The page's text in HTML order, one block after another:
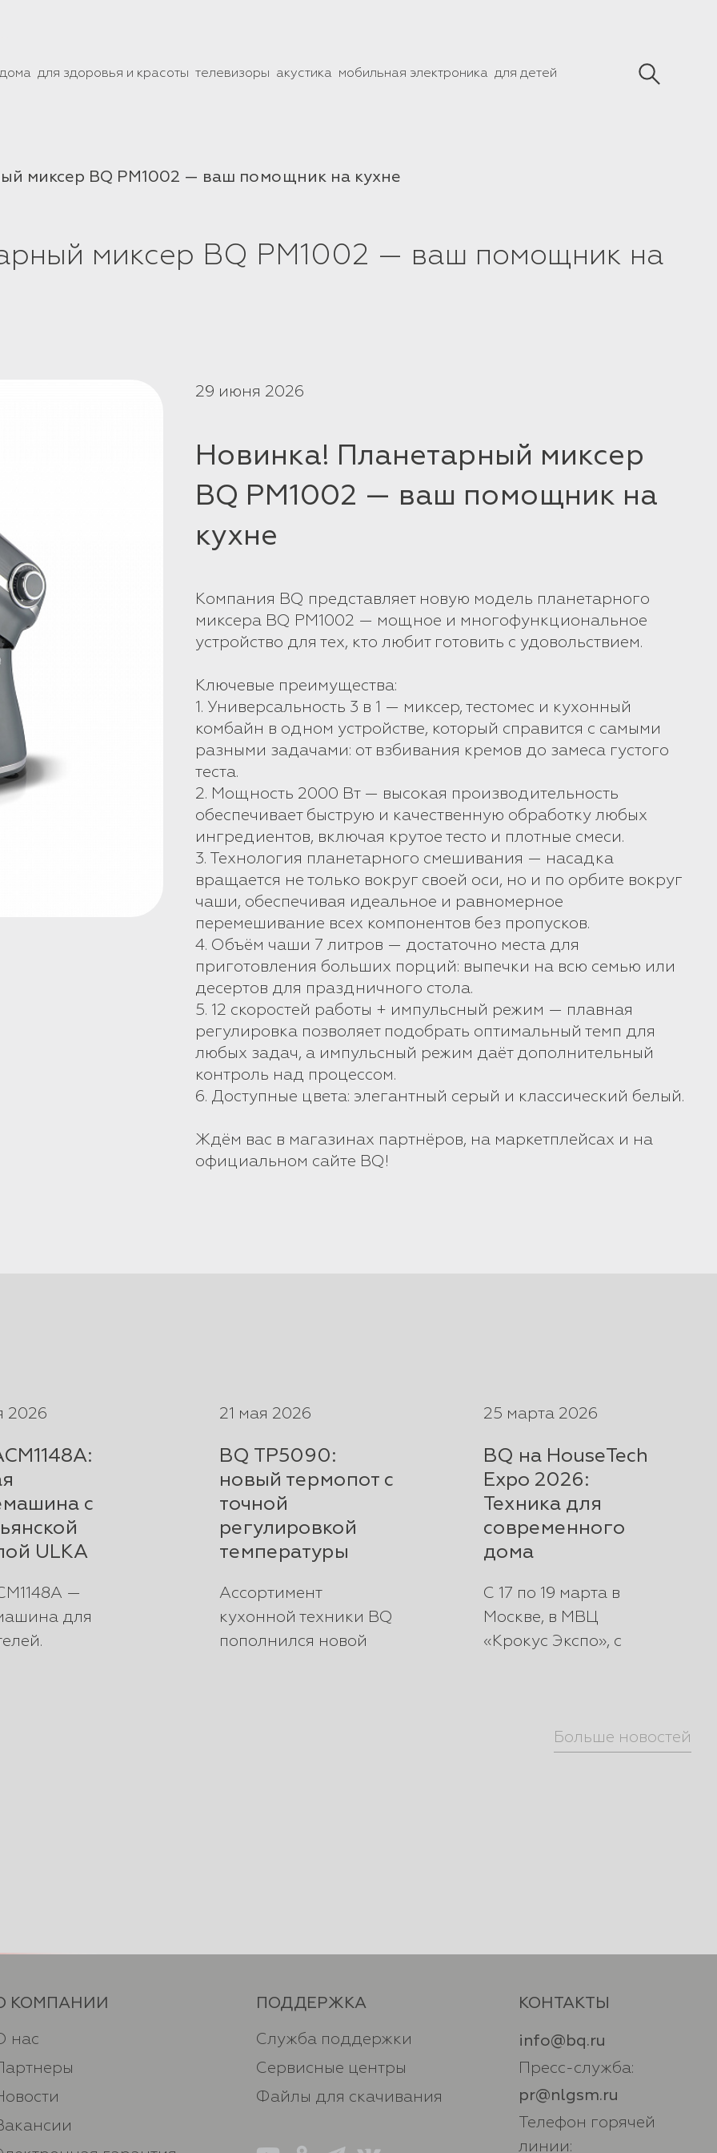
для здоровья и красоты телевизоры акустика мобильная электроника для детей
миксер BQ PM1002 — ваш помощник на кухне
миксер BQ PM1002 — ваш помощник на
29 июня 2026
Новинка! Планетарный миксер
BQ PM1002 — ваш помощник на
кухне
Компания BQ представляет новую модель планетарного
миксера BQ PM1002 — мощное и многофункциональное
устройство для тех, кто любит готовить с удовольствием.
Ключевые преимущества:
1. Универсальность 3 в 1 — миксер, тестомес и кухонный
комбайн в одном устройстве, который справится с самыми
разными задачами: от взбивания кремов до замеса густого
теста.
2. Мощность 2000 Вт — высокая производительность
обеспечивает быструю и качественную обработку любых
ингредиентов, включая крутое тесто и плотные смеси.
3. Технология планетарного смешивания — насадка
вращается не только вокруг своей оси, но и по орбите вокруг
чаши, обеспечивая идеальное и равномерное
перемешивание всех компонентов без пропусков.
4. Объём чаши 7 литров — достаточно места для
приготовления больших порций: выпечки на всю семью или
десертов для праздничного стола.
5. 12 скоростей работы + импульсный режим — плавная
регулировка позволяет подобрать оптимальный темп для
любых задач, а импульсный режим даёт дополнительный
контроль над процессом.
6. Доступные цвета: элегантный серый и классический белый.
Ждём вас в магазинах партнёров, на маркетплейсах и на
официальном сайте BQ!
2026
с
ULKA
—
для
21 мая 2026
BQ TP5090:
новый термопот с
точной
регулировкой
температуры
Ассортимент
кухонной техники BQ
пополнился новой
25 марта 2026
BQ на HouseTech
Expo 2026:
Техника для
современного
дома
С 17 по 19 марта в
Москве, в МВЦ
«Крокус Экспо», с
Больше новостей
КОМПАНИИ
нас
ПОДДЕРЖКА
Служба поддержки
Сервисные центры
Файлы для скачивания
КОНТАКТЫ
info@bq.ru
Пресс-служба:
pr@nlgsm.ru
Телефон горячей
линии: